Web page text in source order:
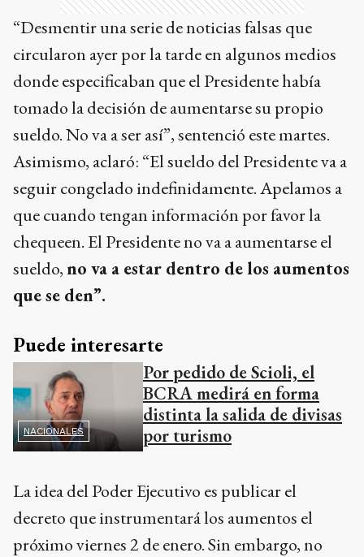
“Desmentir una serie de noticias falsas que
circularon ayer por la tarde en algunos medios
donde especificaban que el Presidente había
tomado la decisión de aumentarse su propio
sueldo. No va a ser así”, sentenció este martes.
Asimismo, aclaró: “El sueldo del Presidente va a
seguir congelado indefinidamente. Apelamos a
que cuando tengan información por favor la
chequeen. El Presidente no va a aumentarse el
sueldo,no va a estar dentro de los aumentos
que se den”.
Puede interesarte
NACIONALES
Por pedido de Scioli, el
BCRA medirá en forma
distinta la salida de divisas
por turismo
La idea del Poder Ejecutivo es publicar el
decreto que instrumentará los aumentos el
próximo viernes 2 de enero. Sin embargo, no